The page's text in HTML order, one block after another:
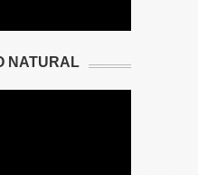
NATURAL